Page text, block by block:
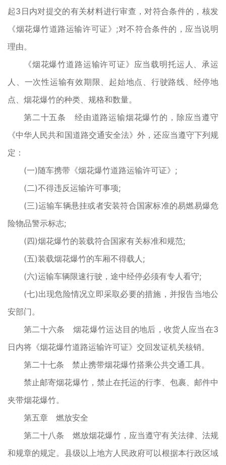
起3日内对提交的有关材料进行审查，对符合条件的，核发
《烟花爆竹道路运输许可证》;对不符合条件的，应当说明
理由。
《烟花爆竹道路运输许可证》应当载明托运人、承运
人、一次性运输有效期限、起始地点、行驶路线、经停地
点、烟花爆竹的种类、规格和数量。
第二十五条 经由道路运输烟花爆竹的，除应当遵守
《中华人民共和国道路交通安全法》外，还应当遵守下列规
定：
(一)随车携带《烟花爆竹道路运输许可证》;
(二)不得违反运输许可事项;
(三)运输车辆悬挂或者安装符合国家标准的易燃易爆危
险物品警示标志;
(四)烟花爆竹的装载符合国家有关标准和规范;
(五)装载烟花爆竹的车厢不得载人;
(六)运输车辆限速行驶，途中经停必须有专人看守;
(七)出现危险情况立即采取必要的措施，并报告当地公
安部门。
第二十六条 烟花爆竹运达目的地后，收货人应当在3
日内将《烟花爆竹道路运输许可证》交回发证机关核销。
第二十七条 禁止携带烟花爆竹搭乘公共交通工具。
禁止邮寄烟花爆竹，禁止在托运的行李、包裹、邮件中
夹带烟花爆竹。
第五章 燃放安全
第二十八条 燃放烟花爆竹，应当遵守有关法律、法规
和规章的规定。县级以上地方人民政府可以根据本行政区域